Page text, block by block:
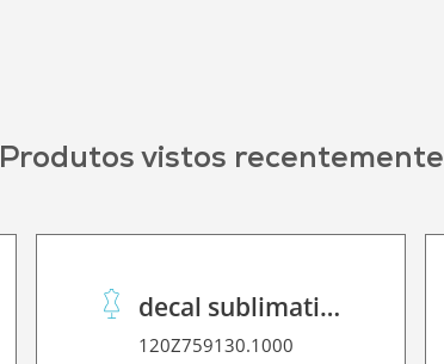
Produtos vistos recentemente
decal sublimation paper 50 C Speed
120Z759130.1000